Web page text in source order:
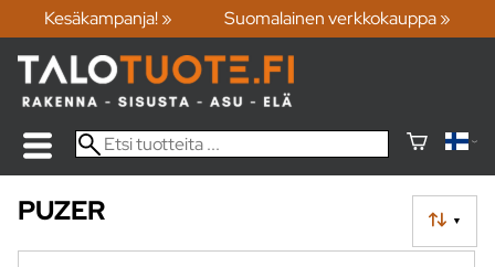
Kesäkampanja! » Suomalainen verkkokauppa »
▼
PUZER